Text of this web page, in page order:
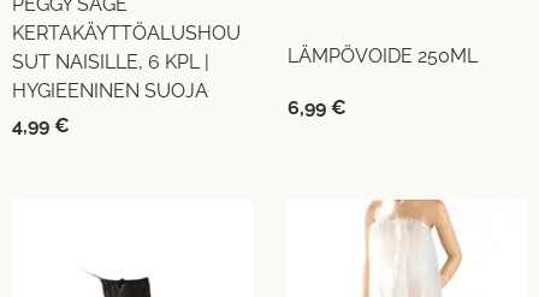
KERTAKÄYTTÖALUSHOU
SUT NAISILLE, 6 KPL |
HYGIEENINEN SUOJA
4,99 €
LÄMPÖVOIDE 250ML
6,99 €